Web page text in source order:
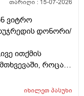
თარიღი : 15-07-2026
ვიტრო
დონორი/
ითქმის
როცა
ჩასახული
იხილეთპასუხი